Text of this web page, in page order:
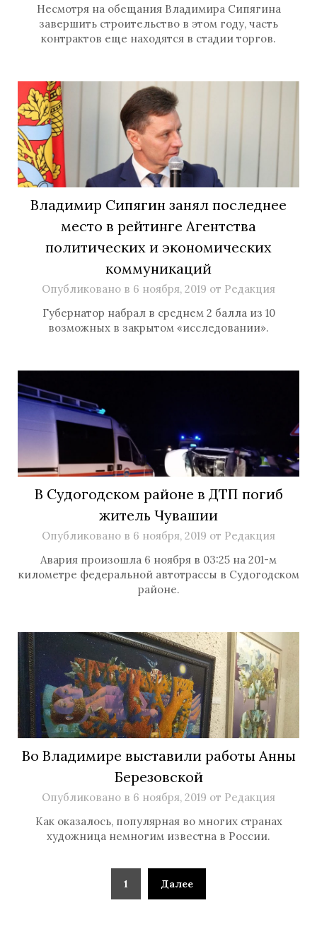
Несмотря на обещания Владимира Сипягина
завершить строительство в этом году, часть
контрактов еще находятся в стадии торгов.
Владимир Сипягин занял последнее
место в рейтинге Агентства
политических и экономических
коммуникаций
Опубликовано в 6 ноября, 2019 от Редакция
Губернатор набрал в среднем 2 балла из 10
возможных в закрытом «исследовании».
В Судогодском районе в ДТП погиб
житель Чувашии
Опубликовано в 6 ноября, 2019 от Редакция
Авария произошла 6 ноября в 03:25 на 201-м
километре федеральной автотрассы в Судогодском
районе.
Во Владимире выставили работы Анны
Березовской
Опубликовано в 6 ноября, 2019 от Редакция
Как оказалось, популярная во многих странах
художница немногим известна в России.
1 Далее